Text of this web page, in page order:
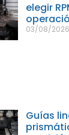
elegir
03/08/2026
Guías